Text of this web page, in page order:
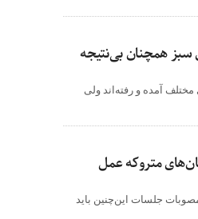
سبز همچنان بی‌نتیجه
آمده و رفته‌اند ولی
متروکه عمل
مصوبات جلسات این‌چنین باید